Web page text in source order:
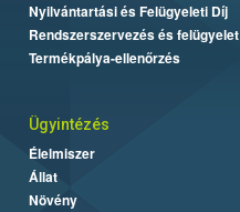
Nyilvántartási és Felügyeleti Díj
Rendszerszervezés és felügyelet
Termékpálya-ellenőrzés
Ügyintézés
Élelmiszer
Állat
Növény